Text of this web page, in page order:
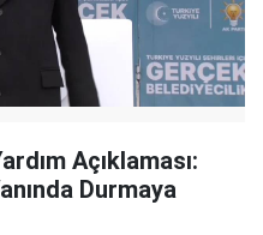
Açıklaması:
Durmaya